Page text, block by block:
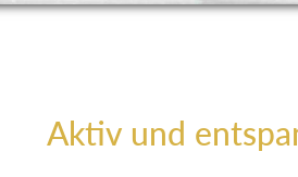
Aktiv und